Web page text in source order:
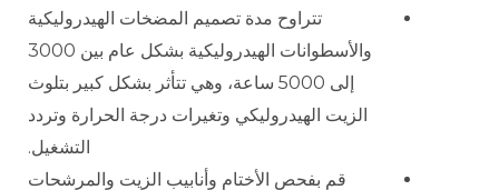
تتراوح مدة تصميم المضخات الهيدروليكية
والأسطوانات الهيدروليكية بشكل عام بين 3000
إلى 5000 ساعة، وهي تتأثر بشكل كبير بتلوث
الزيت الهيدروليكي وتغيرات درجة الحرارة وتردد
التشغيل.
قم بفحص الأختام وأنابيب الزيت والمرشحات